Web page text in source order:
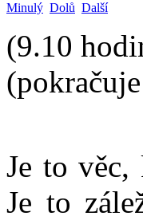
Minulý Dolů Další
(9.10
Je to věc,
Je to